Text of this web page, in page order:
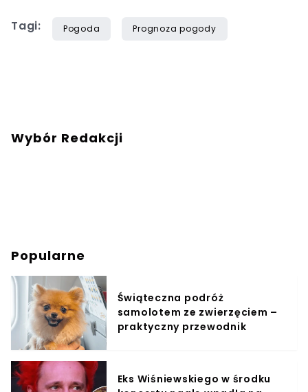
Tagi: Pogoda Prognoza pogody
Wybór Redakcji
Popularne
Świąteczna podróż
samolotem ze zwierzęciem –
praktyczny przewodnik
Eks Wiśniewskiego w środku